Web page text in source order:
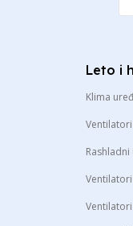
Leto i
Klima
Ventilatori